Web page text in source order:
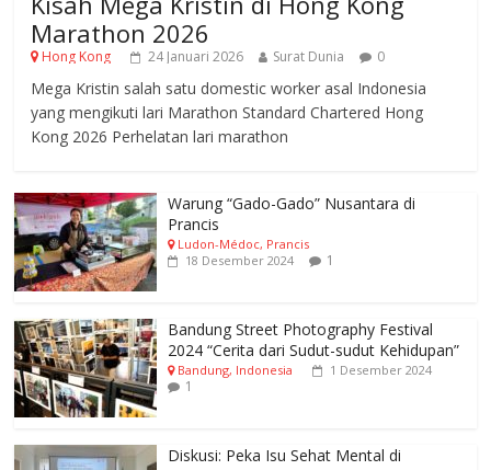
Marathon 2026
Hong Kong 24 Januari 2026 Surat Dunia 0
Mega Kristin salah satu domestic worker asal Indonesia
yang mengikuti lari Marathon Standard Chartered Hong
Kong 2026 Perhelatan lari marathon
Warung “Gado-Gado” Nusantara di
Prancis
Ludon-Médoc, Prancis
18 Desember 2024
1
Bandung Street Photography Festival
2024 “Cerita dari Sudut-sudut Kehidupan”
Bandung, Indonesia 1 Desember 2024
1
Diskusi: Peka Isu Sehat Mental di